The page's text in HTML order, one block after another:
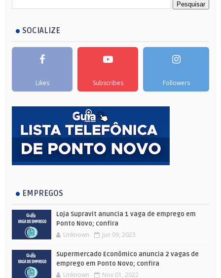
SOCIALIZE
Likes Subscribes Followers
EMPREGOS
Loja Supravit anuncia 1 vaga de emprego em
Ponto Novo; confira
Unknown Jun 09, 2023
Supermercado Econômico anuncia 2 vagas de
emprego em Ponto Novo; confira
Unknown Nov 01, 2022